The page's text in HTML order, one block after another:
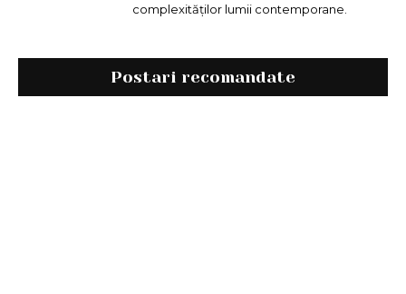
complexităților lumii contemporane.
Postari recomandate